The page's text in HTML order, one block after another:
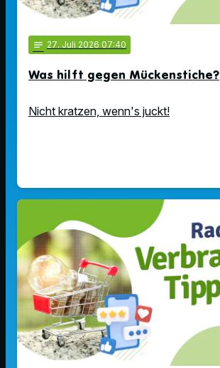
notes 27. Juli 2026 07:40
Was hilft gegen Mückenstiche?
Nicht kratzen, wenn's juckt!